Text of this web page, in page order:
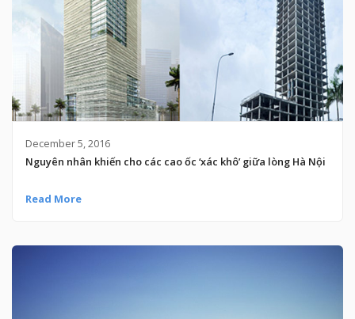
December 5, 2016
Nguyên nhân khiến cho các cao ốc ‘xác khô’ giữa lòng Hà Nội
Read More